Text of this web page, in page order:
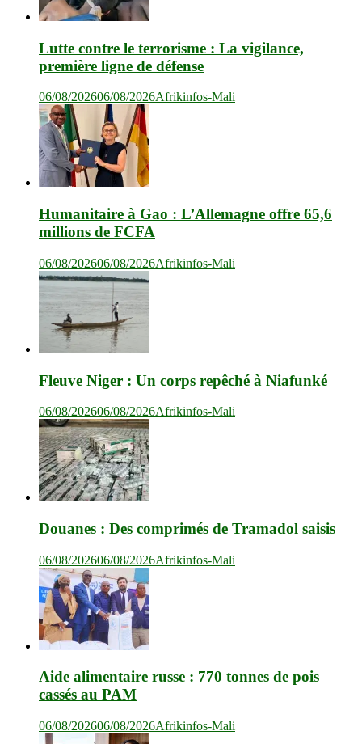
Lutte contre le terrorisme : La vigilance,
première ligne de défense
06/08/202606/08/2026Afrikinfos-Mali
Humanitaire à Gao : L’Allemagne offre 65,6
millions de FCFA
06/08/202606/08/2026Afrikinfos-Mali
Fleuve Niger : Un corps repêché à Niafunké
06/08/202606/08/2026Afrikinfos-Mali
Douanes : Des comprimés de Tramadol saisis
06/08/202606/08/2026Afrikinfos-Mali
Aide alimentaire russe : 770 tonnes de pois
cassés au PAM
06/08/202606/08/2026Afrikinfos-Mali